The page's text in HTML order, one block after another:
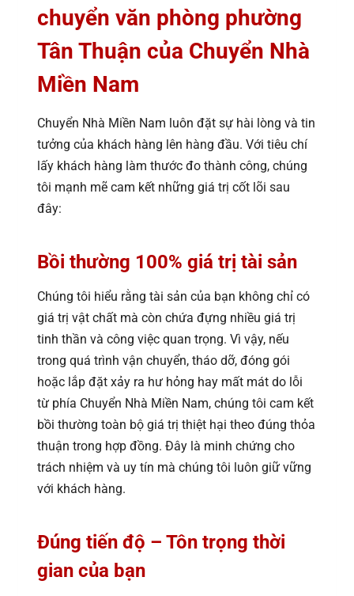
chuyển văn phòng phường
Tân Thuận của Chuyển Nhà
Miền Nam
Chuyển Nhà Miền Nam luôn đặt sự hài lòng và tin
tưởng của khách hàng lên hàng đầu. Với tiêu chí
lấy khách hàng làm thước đo thành công, chúng
tôi mạnh mẽ cam kết những giá trị cốt lõi sau
đây:
Bồi thường 100% giá trị tài sản
Chúng tôi hiểu rằng tài sản của bạn không chỉ có
giá trị vật chất mà còn chứa đựng nhiều giá trị
tinh thần và công việc quan trọng. Vì vậy, nếu
trong quá trình vận chuyển, tháo dỡ, đóng gói
hoặc lắp đặt xảy ra hư hỏng hay mất mát do lỗi
từ phía Chuyển Nhà Miền Nam, chúng tôi cam kết
bồi thường toàn bộ giá trị thiệt hại theo đúng thỏa
thuận trong hợp đồng. Đây là minh chứng cho
trách nhiệm và uy tín mà chúng tôi luôn giữ vững
với khách hàng.
Đúng tiến độ – Tôn trọng thời
gian của bạn